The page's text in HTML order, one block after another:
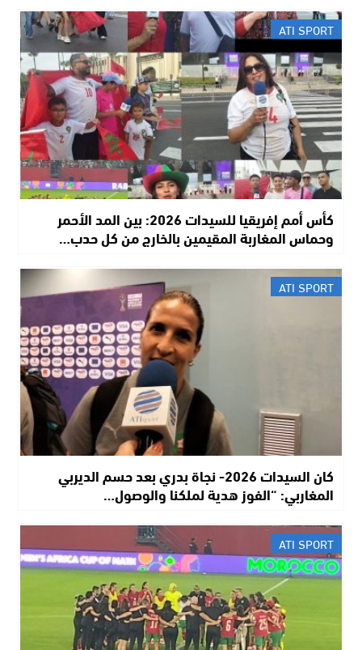
ATI SPORT
كأس أمم إفريقيا للسيدات 2026: بين المد الأحمر
وحماس المغاربة المقيمين بالخارج من كل حدب…
ATI SPORT
كان السيدات 2026- نجاة بدري بعد حسم الديربي
المغاربي: “الفوز هدية لملكنا والوصول…
ATI SPORT